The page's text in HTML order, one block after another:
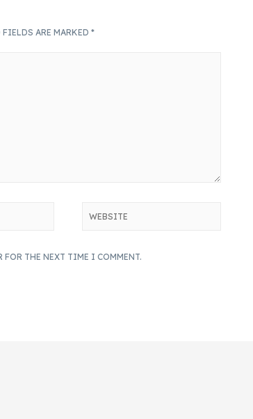
FIELDS ARE MARKED*
THE NEXT TIME I COMMENT.